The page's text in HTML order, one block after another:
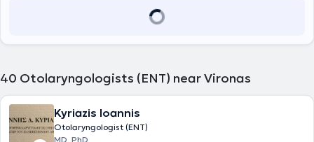
40 Otolaryngologists (ENT) near Vironas
Kyriazis Ioannis
Otolaryngologist (ENT)
MD, PhD